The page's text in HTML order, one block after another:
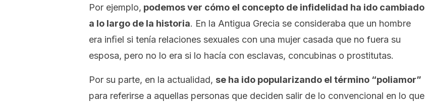
Por ejemplo, podemos ver cómo el concepto de infidelidad ha ido cambiado
a lo largo de la historia. En la Antigua Grecia se consideraba que un hombre
era inﬁel si tenía relaciones sexuales con una mujer casada que no fuera su
esposa, pero no lo era si lo hacía con esclavas, concubinas o prostitutas.
Por su parte, en la actualidad, se ha ido popularizando el término “poliamor”
para referirse a aquellas personas que deciden salir de lo convencional en lo que